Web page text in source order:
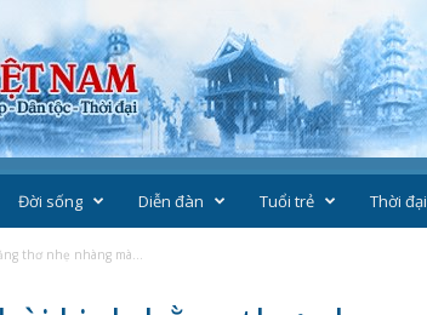
Đời sống Diễn đàn Tuổi trẻ Thời đại
thơ nhẹ nhàng mà...